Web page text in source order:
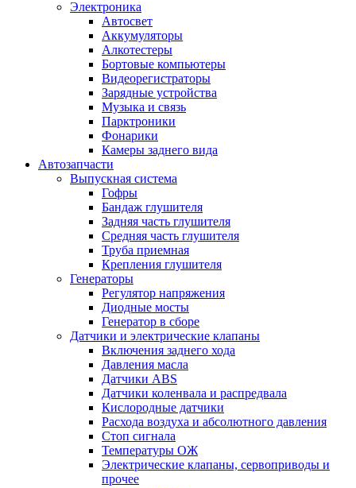
Электроника
Автосвет
Аккумуляторы
Алкотестеры
Бортовые компьютеры
Видеорегистраторы
Зарядные устройства
Музыка и связь
Парктроники
Фонарики
Камеры заднего вида
Автозапчасти
Выпускная система
Гофры
Бандаж глушителя
Задняя часть глушителя
Средняя часть глушителя
Труба приемная
Крепления глушителя
Генераторы
Регулятор напряжения
Диодные мосты
Генератор в сборе
Датчики и электрические клапаны
Включения заднего хода
Давления масла
Датчики ABS
Датчики коленвала и распредвала
Кислородные датчики
Расхода воздуха и абсолютного давления
Стоп сигнала
Температуры ОЖ
Электрические клапаны, сервоприводы и
прочее